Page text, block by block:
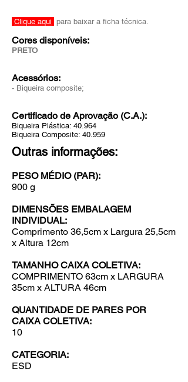
Clique aqui para baixar a ficha técnica.
Cores disponíveis:
PRETO
Acessórios:
- Biqueira composite;
Certificado de Aprovação (C.A.):
Biqueira Plástica: 40.964
Biqueira Composite: 40.959
Outras informações:​
PESO MÉDIO (PAR):
900 g
DIMENSÕES EMBALAGEM
INDIVIDUAL:
Comprimento 36,5cm x Largura 25,5cm
x Altura 12cm
TAMANHO CAIXA COLETIVA:
COMPRIMENTO 63cm x LARGURA
35cm x ALTURA 46cm
QUANTIDADE DE PARES POR
CAIXA COLETIVA:
10
CATEGORIA:
ESD